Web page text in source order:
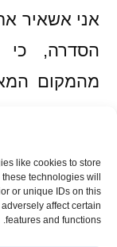
like cookies to store
technologies will
or unique IDs on this
affect certain
features and functions.
אני אשאיר
הסדרה,
מהמקום
ואני חייב
הזו היא